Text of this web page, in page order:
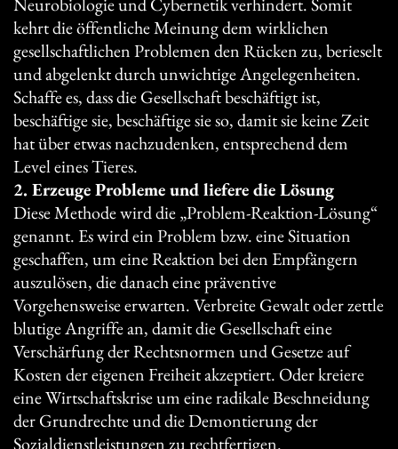
kehrt die öffentliche Meinung dem wirklichen
gesellschaftlichen Problemen den Rücken zu, berieselt
und abgelenkt durch unwichtige Angelegenheiten.
Schaffe es, dass die Gesellschaft beschäftigt ist,
beschäftige sie, beschäftige sie so, damit sie keine Zeit
hat über etwas nachzudenken, entsprechend dem
Level eines Tieres.
2. Erzeuge Probleme und liefere die Lösung
Diese Methode wird die „Problem-Reaktion-Lösung“
genannt. Es wird ein Problem bzw. eine Situation
geschaffen, um eine Reaktion bei den Empfängern
auszulösen, die danach eine präventive
Vorgehensweise erwarten. Verbreite Gewalt oder zettle
blutige Angriffe an, damit die Gesellschaft eine
Verschärfung der Rechtsnormen und Gesetze auf
Kosten der eigenen Freiheit akzeptiert. Oder kreiere
eine Wirtschaftskrise um eine radikale Beschneidung
der Grundrechte und die Demontierung der
Sozialdienstleistungen zu rechtfertigen.